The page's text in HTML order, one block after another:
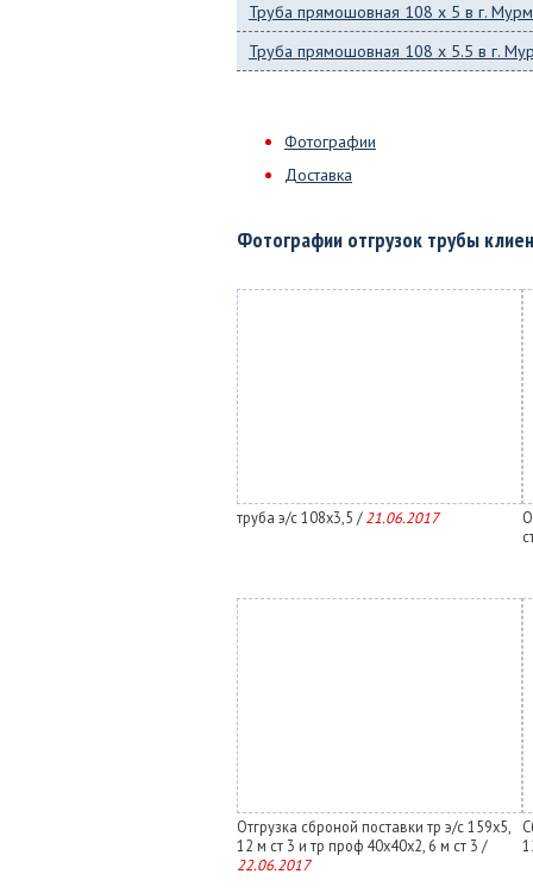
Труба прямошовная 108 x 5 в г.
Труба прямошовная 108 x 5.5 в г.
Фотографии
Доставка
Фотографии отгрузок трубы
труба э/с 108х3,5 / 21.06.2017
Отгрузка сброной поставки тр э/с 159х5,
12 м ст 3 и тр проф 40х40х2, 6 м ст 3 /
22.06.2017